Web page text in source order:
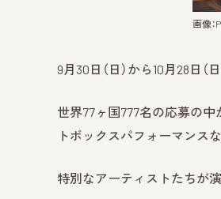
画像：
9月30日（日）から10月28日（
世界77ヶ国777名の応募の中
トボックスパフォーマンス
特別なアーティストたちが